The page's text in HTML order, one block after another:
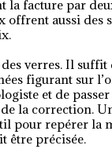
la facture par
offrent aussi des
verres. Il
figurant sur
et de
la correction.
pour repérer la
être précisée.